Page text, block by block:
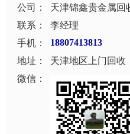
公司：
天津锦鑫贵金属回
联系：
李经理
手机：
18807413813
地址：
天津地区上门回收
微信：